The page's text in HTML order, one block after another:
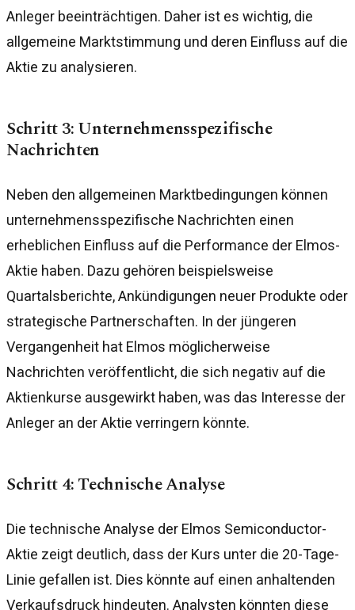
Anleger beeinträchtigen. Daher ist es wichtig, die
allgemeine Marktstimmung und deren Einfluss auf die
Aktie zu analysieren.
Schritt 3: Unternehmensspezifische
Nachrichten
Neben den allgemeinen Marktbedingungen können
unternehmensspezifische Nachrichten einen
erheblichen Einfluss auf die Performance der Elmos-
Aktie haben. Dazu gehören beispielsweise
Quartalsberichte, Ankündigungen neuer Produkte oder
strategische Partnerschaften. In der jüngeren
Vergangenheit hat Elmos möglicherweise
Nachrichten veröffentlicht, die sich negativ auf die
Aktienkurse ausgewirkt haben, was das Interesse der
Anleger an der Aktie verringern könnte.
Schritt 4: Technische Analyse
Die technische Analyse der Elmos Semiconductor-
Aktie zeigt deutlich, dass der Kurs unter die 20-Tage-
Linie gefallen ist. Dies könnte auf einen anhaltenden
Verkaufsdruck hindeuten. Analysten könnten diese